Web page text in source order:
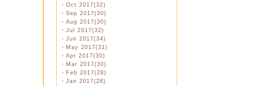
・ Oct 2017(32)
・ Sep 2017(30)
・ Aug 2017(30)
・ Jul 2017(32)
・ Jun 2017(34)
・ May 2017(31)
・ Apr 2017(30)
・ Mar 2017(30)
・ Feb 2017(28)
・ Jan 2017(28)